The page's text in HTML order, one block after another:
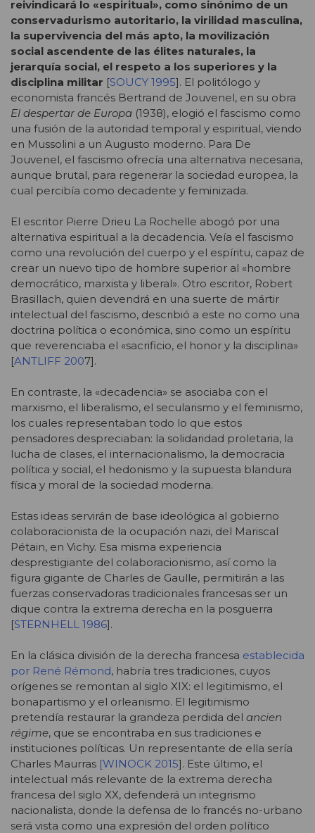
reivindicará lo «espiritual», como sinónimo de un
conservadurismo autoritario, la virilidad masculina,
la supervivencia del más apto, la movilización
social ascendente de las élites naturales, la
jerarquía social, el respeto a los superiores y la
disciplina militar [SOUCY 1995]. El politólogo y
economista francés Bertrand de Jouvenel, en su obra
El despertar de Europa (1938), elogió el fascismo como
una fusión de la autoridad temporal y espiritual, viendo
en Mussolini a un Augusto moderno. Para De
Jouvenel, el fascismo ofrecía una alternativa necesaria,
aunque brutal, para regenerar la sociedad europea, la
cual percibía como decadente y feminizada.
El escritor Pierre Drieu La Rochelle abogó por una
alternativa espiritual a la decadencia. Veía el fascismo
como una revolución del cuerpo y el espíritu, capaz de
crear un nuevo tipo de hombre superior al «hombre
democrático, marxista y liberal». Otro escritor, Robert
Brasillach, quien devendrá en una suerte de mártir
intelectual del fascismo, describió a este no como una
doctrina política o económica, sino como un espíritu
que reverenciaba el «sacrificio, el honor y la disciplina»
[ANTLIFF 2007].
En contraste, la «decadencia» se asociaba con el
marxismo, el liberalismo, el secularismo y el feminismo,
los cuales representaban todo lo que estos
pensadores despreciaban: la solidaridad proletaria, la
lucha de clases, el internacionalismo, la democracia
política y social, el hedonismo y la supuesta blandura
física y moral de la sociedad moderna.
Estas ideas servirán de base ideológica al gobierno
colaboracionista de la ocupación nazi, del Mariscal
Pétain, en Vichy. Esa misma experiencia
desprestigiante del colaboracionismo, así como la
figura gigante de Charles de Gaulle, permitirán a las
fuerzas conservadoras tradicionales francesas ser un
dique contra la extrema derecha en la posguerra
[STERNHELL 1986].
En la clásica división de la derecha francesa establecida
por René Rémond, habría tres tradiciones, cuyos
orígenes se remontan al siglo XIX: el legitimismo, el
bonapartismo y el orleanismo. El legitimismo
pretendía restaurar la grandeza perdida del ancien
régime, que se encontraba en sus tradiciones e
instituciones políticas. Un representante de ella sería
Charles Maurras [WINOCK 2015]. Este último, el
intelectual más relevante de la extrema derecha
francesa del siglo XX, defenderá un integrismo
nacionalista, donde la defensa de lo francés no-urbano
será vista como una expresión del orden político